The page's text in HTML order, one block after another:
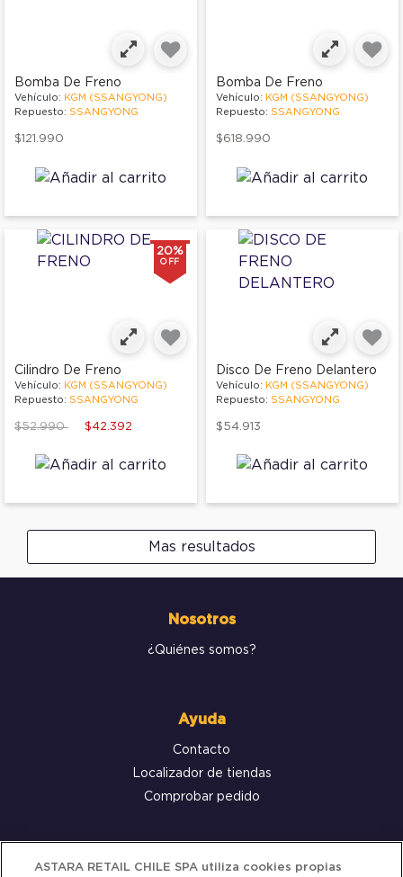
Bomba De Freno
Vehículo: KGM (SSANGYONG)
Repuesto: SSANGYONG
$121.990
Bomba De Freno
Vehículo: KGM (SSANGYONG)
Repuesto: SSANGYONG
$618.990
20%
OFF
Cilindro De Freno
Vehículo: KGM (SSANGYONG)
Repuesto: SSANGYONG
Price reduced from
$52.990to $42.392
Disco De Freno Delantero
Vehículo: KGM (SSANGYONG)
Repuesto: SSANGYONG
$54.913
Mas resultados
Nosotros
¿Quiénes somos?
Ayuda
Contacto
Localizador de tiendas
Comprobar pedido
Servicio al cliente
ASTARA RETAIL CHILE SPA utiliza cookies propias